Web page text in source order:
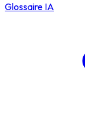
Glossaire IA